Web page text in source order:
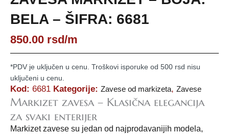
BELA – ŠIFRA: 6681
850.00 rsd/m
*PDV je uključen u cenu. Troškovi isporuke od 500 rsd nisu
uključeni u cenu.
Kod: 6681 Kategorije: Zavese od markizeta, Zavese
Markizet zavesa – Klasična elegancija
za svaki enterijer
Markizet zavese su jedan od najprodavanijih modela,